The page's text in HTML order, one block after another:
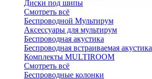
Диски под шипы
Смотреть всё
Беспроводной Мультирум
Аксессуары для мультирум
Беспроводная акустика
Беспроводная встраиваемая акустика
Комплекты MULTIROOM
Смотреть всё
Беспроводные колонки